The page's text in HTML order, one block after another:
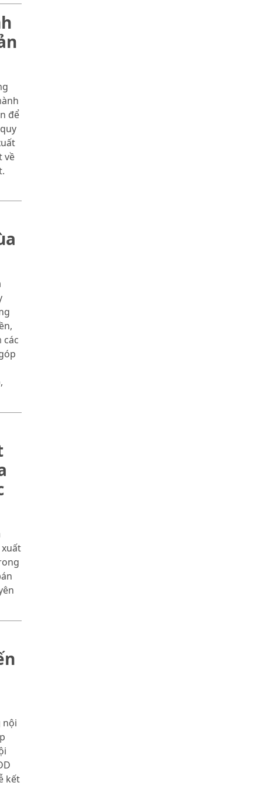
để
về
các
nội
kết